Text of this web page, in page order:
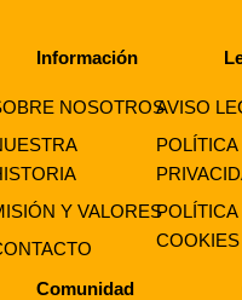
Información
NOSOTROS
Y VALORES
AVISO
POLÍTICA
POLÍTICA
COOKIES
Comunidad